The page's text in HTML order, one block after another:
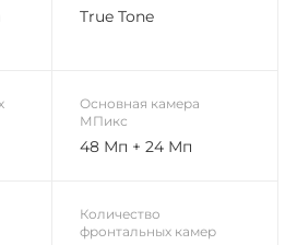
True Tone
Основная камера
МПикс
48 Мп + 24 Мп
Количество
фронтальных камер